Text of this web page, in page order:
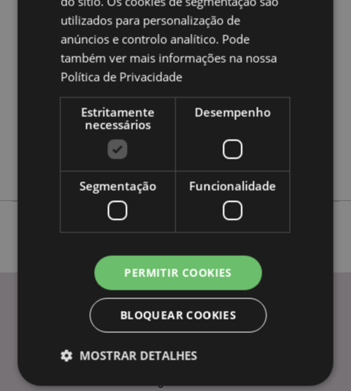
Altura 5cm Largura 7cm Profundidade 5cm
5055071506024
60
0.115000
Sim
INFORMAÇÃO
Perguntas Frequentes
utilizados para personalização de
anúncios e controlo analítico. Pode
também ver mais informações na nossa
Política de Privacidade
Estritamente
necessários
Desempenho
Segmentação Funcionalidade
PERMITIR COOKIES
BLOQUEAR COOKIES
MOSTRAR DETALHES